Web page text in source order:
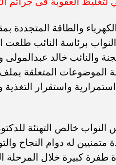
والطاقة المتجددة
برئاسة النائب
والنائب خالد عبدالمولى
الموضوعات المتعلقة بملف
واستقرار التغذية
النواب خالص التهنئة
متمنيين له دوام النجاح
طفرة كبيرة خلال